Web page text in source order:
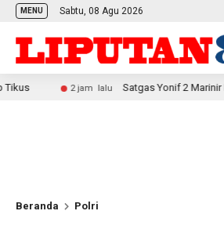
MENU Sabtu, 08 Agu 2026
2 jam lalu Satgas Yonif 2 Marinir Bangun
Beranda Polri